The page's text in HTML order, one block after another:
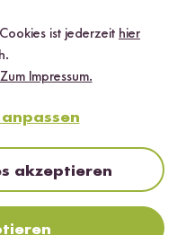
8 Personen auch Reis
ich auf Stufe 1
hat keine Kruste,
ist jederzeit hier
Zum Impressum.
akzeptieren